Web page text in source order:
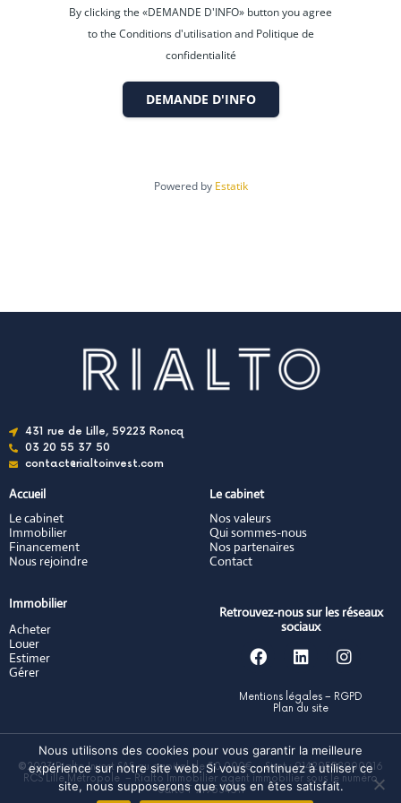
standard : NC. Prix moyens des énergies indexés sur
l'année Non communiqué (abonnements compris)
www.georisques.gouv.fr
By clicking the «DEMANDE D'INFO» button you agree
to the Conditions d'utilisation and Politique de
confidentialité
DEMANDE D'INFO
Powered by Estatik
431 rue de Lille, 59223 Roncq
03 20 55 37 50
contact@rialtoinvest.com
Accueil
Le cabinet
Immobilier
Financement
Nous rejoindre
Le cabinet
Nos valeurs
Qui sommes-nous
Nos partenaires
Contact
Immobilier
Acheter
Louer
Estimer
Gérer
Retrouvez-nous sur les réseaux
sociaux
Mentions légales – RGPD
Plan du site
©2023 Rialto Invest SAS au capital de 30 000€ – Siret : 91429558900016
RCS Lille Métropole – Rialto Immobilier agent immobilier sous le numéro
carte T 919534511
Nous utilisons des cookies pour vous garantir la meilleure
expérience sur notre site web. Si vous continuez à utiliser ce
site, nous supposerons que vous en êtes satisfait.